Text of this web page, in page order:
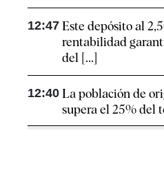
12:47 Este depósito al
rentabilidad
del [...]
12:40 La población de
supera el 25% del